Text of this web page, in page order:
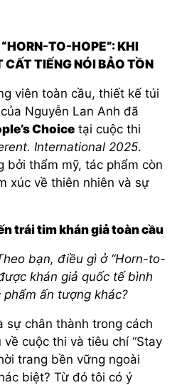
TO-HOPE”: KHI
TIẾNG NÓI BẢO TỒN
viên toàn cầu, thiết kế túi
của Nguyễn Lan Anh đã
Choice tại cuộc thi
International 2025.
bởi thẩm mỹ, tác phẩm còn
xúc về thiên nhiên và sự
trái tim khán giả toàn cầu
bạn, điều gì ở “Horn-to-
khán giả quốc tế bình
ấn tượng khác?
sự chân thành trong cách
cuộc thi và tiêu chí “Stay
trang bền vững ngoài
biệt? Từ đó tôi có ý